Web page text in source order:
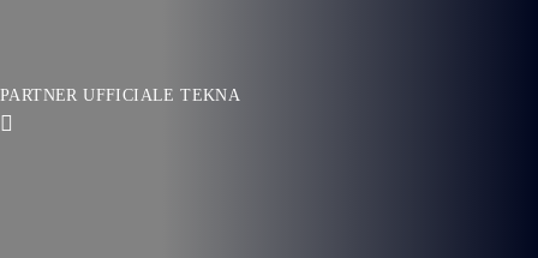
PARTNER UFFICIALE TEKNA